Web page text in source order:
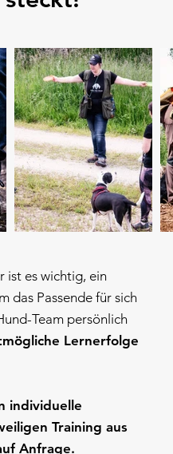
ist es wichtig, ein
das Passende für sich
Team persönlich
Lernerfolge
individuelle
Training aus
Anfrage.